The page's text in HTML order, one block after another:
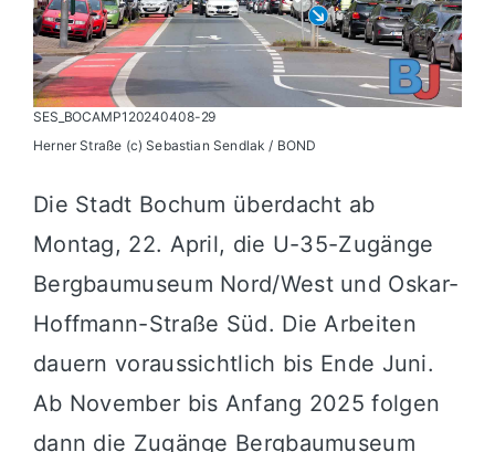
SES_BOCAMP120240408-29
Herner Straße (c) Sebastian Sendlak / BOND
Die Stadt Bochum überdacht ab
Montag, 22. April, die U-35-Zugänge
Bergbaumuseum Nord/West und Oskar-
Hoffmann-Straße Süd. Die Arbeiten
dauern voraussichtlich bis Ende Juni.
Ab November bis Anfang 2025 folgen
dann die Zugänge Bergbaumuseum